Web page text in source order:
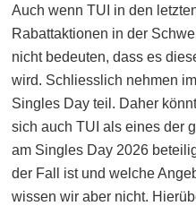
Auch wenn TUI in den
Rabattaktionen in der
nicht bedeuten, dass es
wird. Schliesslich nehmen
Singles Day teil. Daher
sich auch TUI als eines der
am Singles Day 2026
der Fall ist und welche
wissen wir aber nicht.